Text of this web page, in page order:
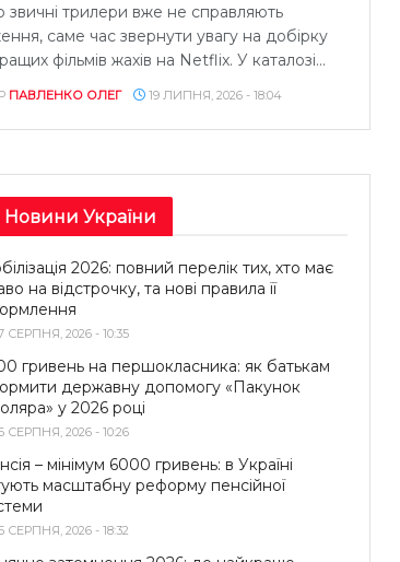
звичні трилери вже не справляють
саме час звернути увагу на добірку
фільмів жахів на Netflix. У каталозі...
ПАВЛЕНКО ОЛЕГ 19 ЛИПНЯ, 2026 - 18:04
Новини України
2026: повний перелік тих, хто має
на відстрочку, та нові правила її
СЕРПНЯ, 2026 - 10:35
гривень на першокласника: як батькам
державну допомогу «Пакунок
у 2026 році
СЕРПНЯ, 2026 - 10:26
– мінімум 6000 гривень: в Україні
масштабну реформу пенсійної
СЕРПНЯ, 2026 - 18:32